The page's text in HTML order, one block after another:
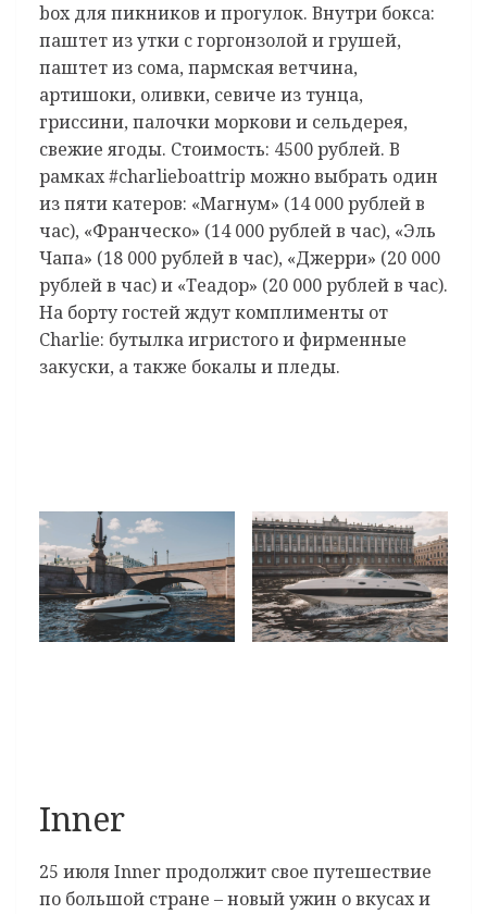
box для пикников и прогулок. Внутри бокса:
паштет из утки с горгонзолой и грушей,
паштет из сома, пармская ветчина,
артишоки, оливки, севиче из тунца,
гриссини, палочки моркови и сельдерея,
свежие ягоды. Стоимость: 4500 рублей. В
рамках #charlieboattrip можно выбрать один
из пяти катеров: «Магнум» (14 000 рублей в
час), «Франческо» (14 000 рублей в час), «Эль
Чапа» (18 000 рублей в час), «Джерри» (20 000
рублей в час) и «Теадор» (20 000 рублей в час).
На борту гостей ждут комплименты от
Charlie: бутылка игристого и фирменные
закуски, а также бокалы и пледы.
Inner
25 июля Inner продолжит свое путешествие
по большой стране – новый ужин о вкусах и